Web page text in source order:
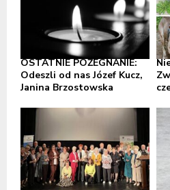
OSTATNIE POŻEGNANIE:
Odeszli od nas Józef Kucz,
Janina Brzostowska